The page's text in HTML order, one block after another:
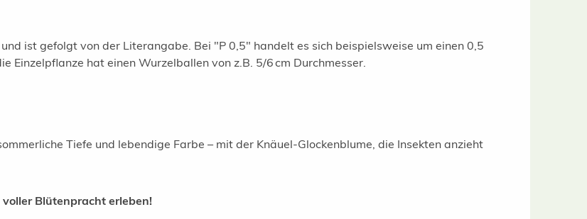
ist gefolgt von der Literangabe. Bei "P 0,5" handelt es sich beispielsweise um einen 0,5
Einzelpflanze hat einen Wurzelballen von z.B. 5/6 cm Durchmesser.
Tiefe und lebendige Farbe – mit der Knäuel-Glockenblume, die Insekten anzieht
Blütenpracht erleben!